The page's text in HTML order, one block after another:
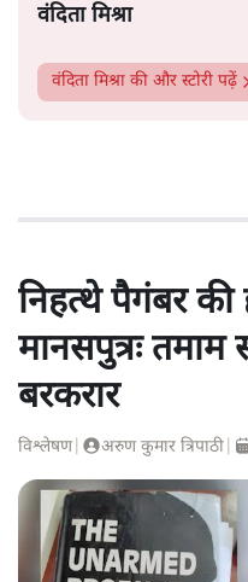
वंदिता मिश्रा
वंदिता मिश्रा की और स्टोरी पढ़ें
निहत्थे पैगंबर
मानसपुत्रः
बरकरार
विश्लेषण| अरुण कुमार त्रिपाठी